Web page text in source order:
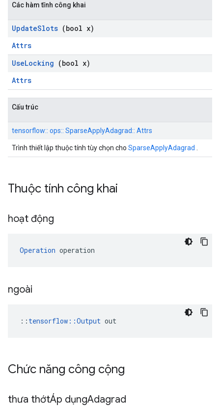
Các hàm tĩnh công khai
UpdateSlots (bool x)
Attrs
UseLocking (bool x)
Attrs
Cấu trúc
tensorflow:: ops:: SparseApplyAdagrad:: Attrs
Trình thiết lập thuộc tính tùy chọn cho SparseApplyAdagrad
Thuộc tính công khai
hoạt động
Operation operation
ngoài
:: tensorflow::Output out
Chức năng công cộng
thưa thớtÁp dụngAdagrad